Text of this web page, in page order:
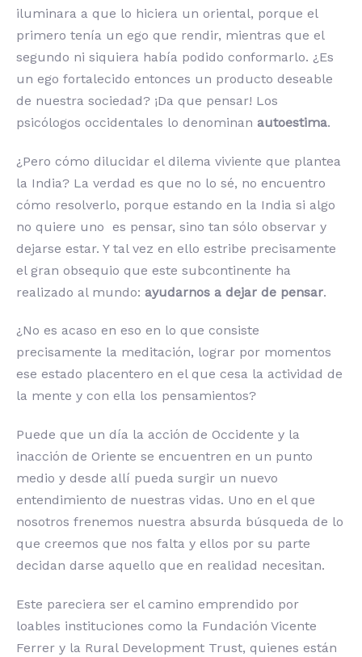
iluminara a que lo hiciera un oriental, porque el
primero tenía un ego que rendir, mientras que el
segundo ni siquiera había podido conformarlo. ¿Es
un ego fortalecido entonces un producto deseable
de nuestra sociedad? ¡Da que pensar! Los
psicólogos occidentales lo denominan autoestima.
¿Pero cómo dilucidar el dilema viviente que plantea
la India? La verdad es que no lo sé, no encuentro
cómo resolverlo, porque estando en la India si algo
no quiere uno es pensar, sino tan sólo observar y
dejarse estar. Y tal vez en ello estribe precisamente
el gran obsequio que este subcontinente ha
realizado al mundo: ayudarnos a dejar de pensar.
¿No es acaso en eso en lo que consiste
precisamente la meditación, lograr por momentos
ese estado placentero en el que cesa la actividad de
la mente y con ella los pensamientos?
Puede que un día la acción de Occidente y la
inacción de Oriente se encuentren en un punto
medio y desde allí pueda surgir un nuevo
entendimiento de nuestras vidas. Uno en el que
nosotros frenemos nuestra absurda búsqueda de lo
que creemos que nos falta y ellos por su parte
decidan darse aquello que en realidad necesitan.
Este pareciera ser el camino emprendido por
loables instituciones como la Fundación Vicente
Ferrer y la Rural Development Trust, quienes están